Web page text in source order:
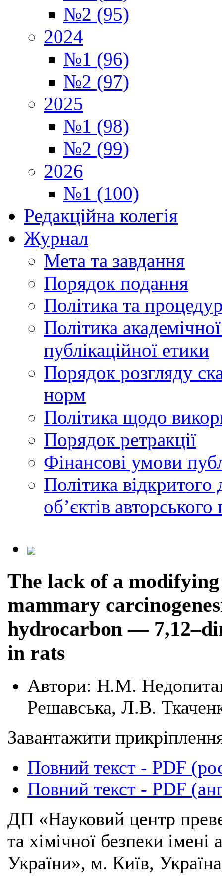
№2 (95)
2024
№1 (96)
№2 (97)
2025
№1 (98)
№2 (99)
2026
№1 (100)
Редакційна колегія
Журнал
Мета та завдання
Порядок подання
Політика та
Політика
публікаційної етики
Порядок розгляду
норм
Політика щодо
Порядок ретракції
Фінансові умови
Політика
обʼєктів авторського
The lack of a
mammary
hydrocarbon —
in rats
Автори: Н.М.
Решавська, Л.В.
Завантажити
Повний текст - PDF
Повний текст - PDF
ДП «Науковий центр
та хімічної безпеки
України», м. Київ, Україна